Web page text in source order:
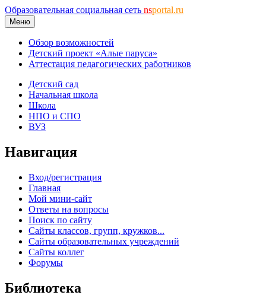
Образовательная социальная сеть nsportal.ru
Меню
Обзор возможностей
Детский проект «Алые паруса»
Аттестация педагогических работников
Детский сад
Начальная школа
Школа
НПО и СПО
ВУЗ
Навигация
Вход/регистрация
Главная
Мой мини-сайт
Ответы на вопросы
Поиск по сайту
Сайты классов, групп, кружков...
Сайты образовательных учреждений
Сайты коллег
Форумы
Библиотека